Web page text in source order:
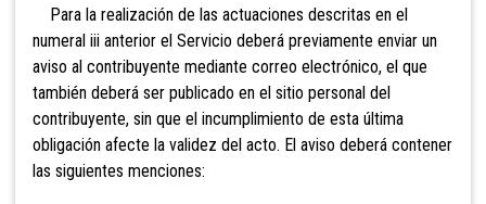
Para la realización de las actuaciones descritas en el
numeral iii anterior el Servicio deberá previamente enviar un
aviso al contribuyente mediante correo electrónico, el que
también deberá ser publicado en el sitio personal del
contribuyente, sin que el incumplimiento de esta última
obligación afecte la validez del acto. El aviso deberá contener
las siguientes menciones: